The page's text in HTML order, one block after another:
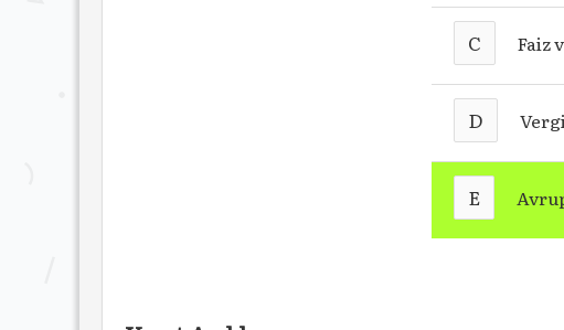
C Faiz
D
E